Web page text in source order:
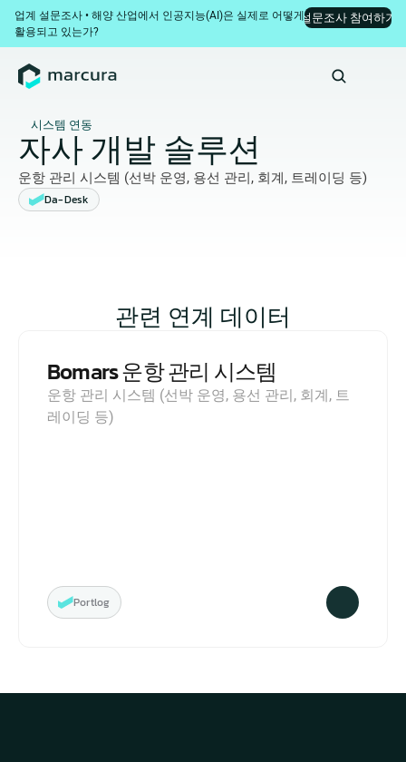
업계 설문조사 • 해양 산업에서 인공지능(AI)은 실제로 어떻게
활용되고 있는가?
설문조사 참여하기
시스템 연동
Da-Desk
자사 개발 솔루션
운항 관리 시스템 (선박 운영, 용선 관리, 회계, 트레이딩 등)
관련 연계 데이터
Bomars 운항 관리 시스템
운항 관리 시스템 (선박 운영, 용선 관리, 회계, 트
레이딩 등)
Portlog